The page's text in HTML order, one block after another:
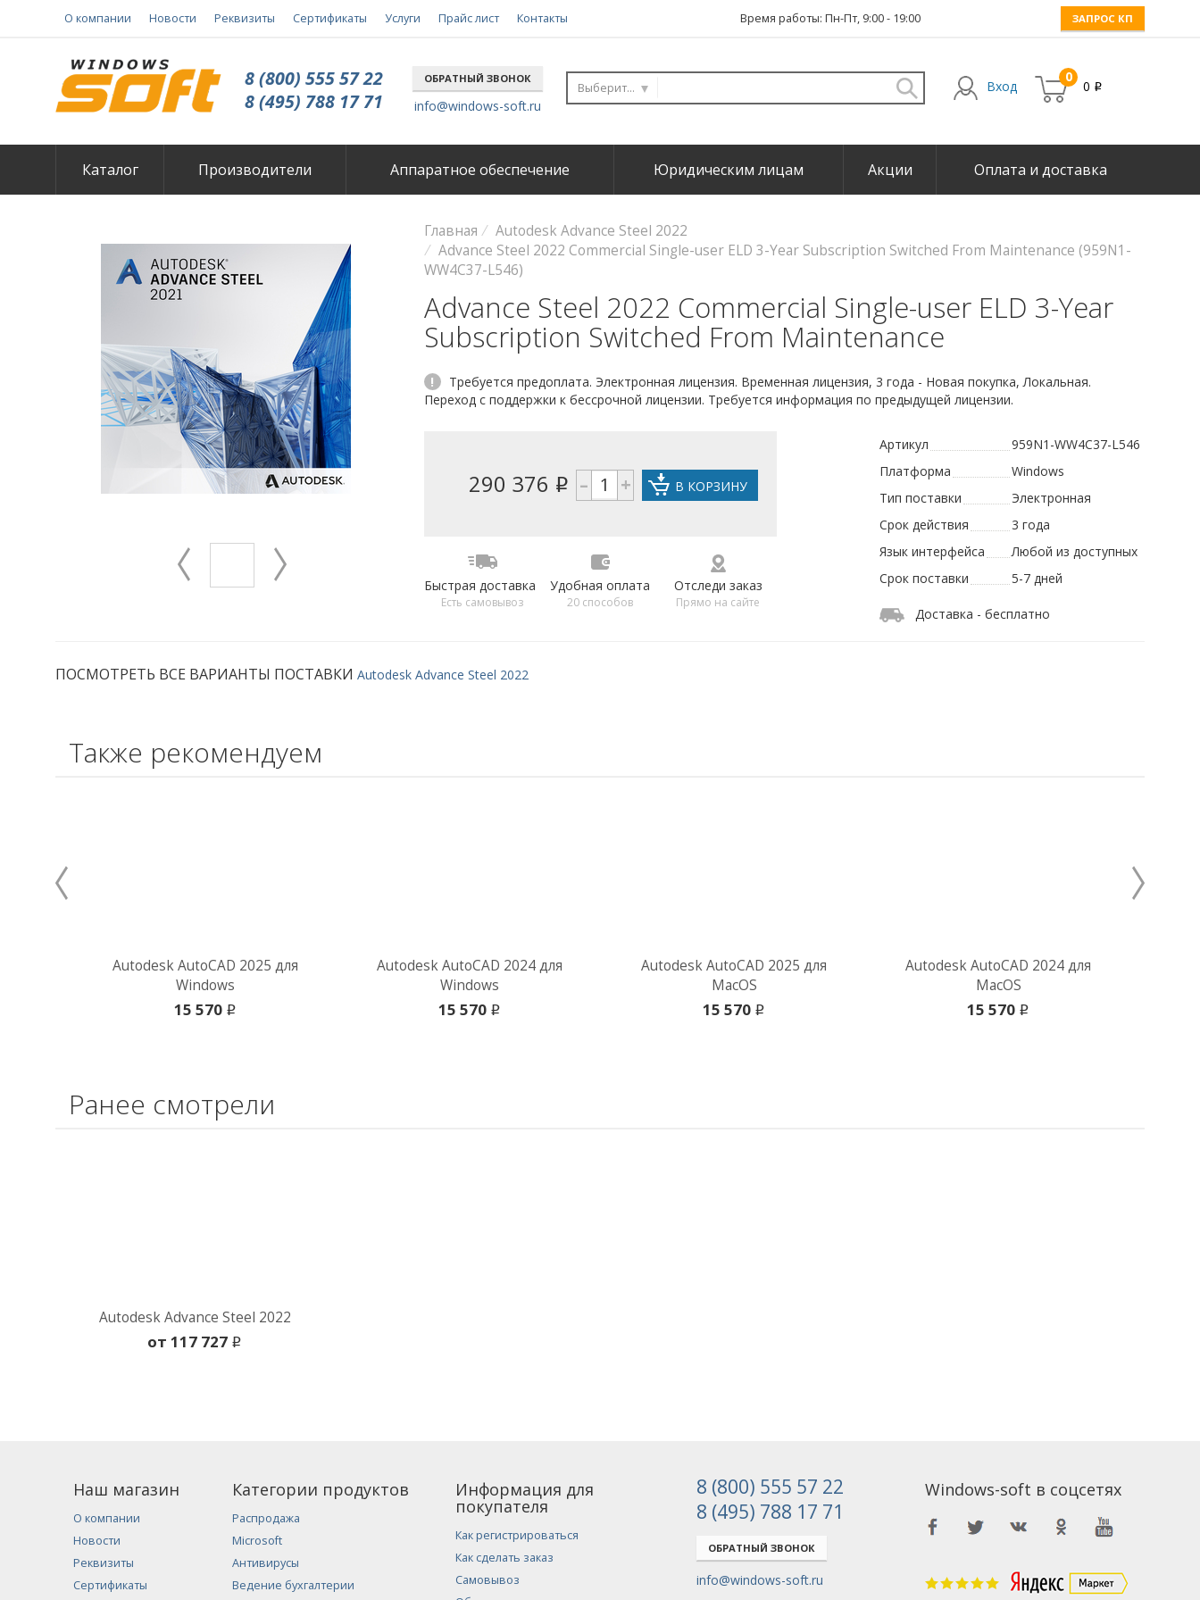
О компании Новости Реквизиты Сертификаты Услуги Прайс лист Контакты Время работы: Пн-Пт, 9:00 - 19:00 ЗАПРОС КП
8 (800) 555 57 22
8 (495) 788 17 71
ОБРАТНЫЙ ЗВОНОК
info@windows-soft.ru
Выберите... Вход
0
0 i
Каталог Производители Аппаратное обеспечение Юридическим лицам Акции Оплата и доставка
Главная
Autodesk Advance Steel 2022
Advance Steel 2022 Commercial Single-user ELD 3-Year Subscription Switched From Maintenance (959N1-
WW4C37-L546)
Advance Steel 2022 Commercial Single-user ELD 3-Year
Subscription Switched From Maintenance
!
Требуется предоплата. Электронная лицензия. Временная лицензия, 3 года - Новая покупка, Локальная.
Переход с поддержки к бессрочной лицензии. Требуется информация по предыдущей лицензии.
290 376 i – + В КОРЗИНУ
Быстрая доставка
Есть самовывоз
Удобная оплата
20 способов
Отследи заказ
Прямо на сайте
Артикул
959N1-WW4C37-L546
Платформа
Windows
Тип поставки
Электронная
Срок действия
3 года
Язык интерфейса
Любой из доступных
Срок поставки
5-7 дней
Доставка - бесплатно
ПОСМОТРЕТЬ ВСЕ ВАРИАНТЫ ПОСТАВКИ Autodesk Advance Steel 2022
Также рекомендуем
Autodesk AutoCAD 2025 для
Windows
15 570 i
Autodesk AutoCAD 2024 для
Windows
15 570 i
Autodesk AutoCAD 2025 для
MacOS
15 570 i
Autodesk AutoCAD 2024 для
MacOS
15 570 i
Ранее смотрели
Autodesk Advance Steel 2022
oт 117 727 i
Наш магазин
О компании
Новости
Реквизиты
Сертификаты
Категории продуктов
Распродажа
Microsoft
Антивирусы
Ведение бухгалтерии
Информация для
покупателя
Как регистрироваться
Как сделать заказ
Самовывоз
8 (800) 555 57 22
8 (495) 788 17 71
ОБРАТНЫЙ ЗВОНОК
info@windows-soft.ru
Windows-soft в соцсетях